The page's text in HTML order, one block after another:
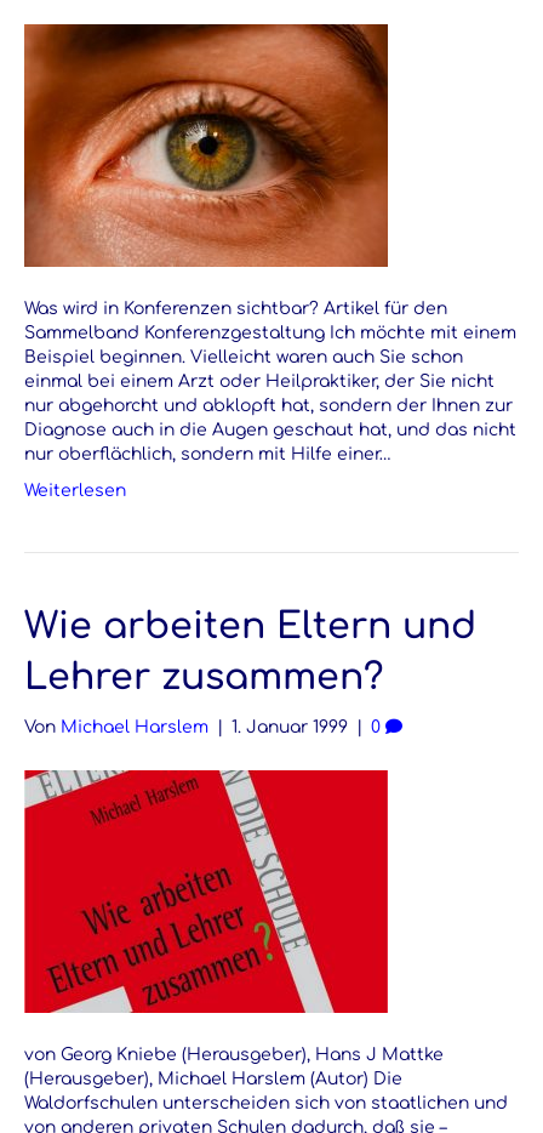
Was wird in Konferenzen sichtbar? Artikel für den
Sammelband Konferenzgestaltung Ich möchte mit einem
Beispiel beginnen. Vielleicht waren auch Sie schon
einmal bei einem Arzt oder Heilpraktiker, der Sie nicht
nur abgehorcht und abklopft hat, sondern der Ihnen zur
Diagnose auch in die Augen geschaut hat, und das nicht
nur oberflächlich, sondern mit Hilfe einer…
Weiterlesen
Wie arbeiten Eltern und
Lehrer zusammen?
Von Michael Harslem 1. Januar 1999 0
von Georg Kniebe (Herausgeber), Hans J Mattke
(Herausgeber), Michael Harslem (Autor) Die
Waldorfschulen unterscheiden sich von staatlichen und
von anderen privaten Schulen dadurch, daß sie –